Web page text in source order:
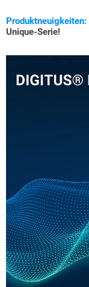
Produktneuigkeiten:
Unique-Serie!